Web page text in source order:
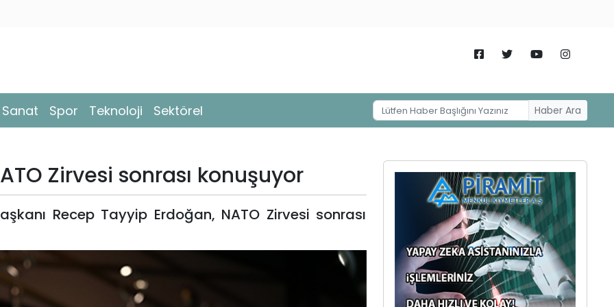
Spor Teknoloji Sektörel Haber Ara
Zirvesi sonrası konuşuyor
Recep Tayyip Erdoğan, NATO Zirvesi sonrası